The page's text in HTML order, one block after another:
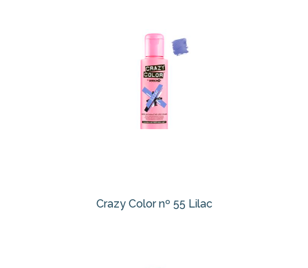
Crazy Color nº 55 Lilac